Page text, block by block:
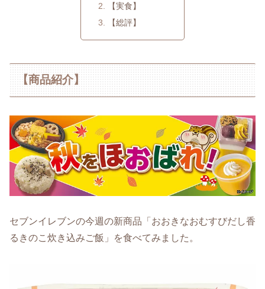
【実食】
【総評】
【商品紹介】
セブンイレブンの今週の新商品「おおきなおむすびだし香
るきのこ炊き込みご飯」を食べてみました。